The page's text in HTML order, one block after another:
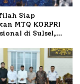
Siap
MTQ KORPRI
di Sulsel,